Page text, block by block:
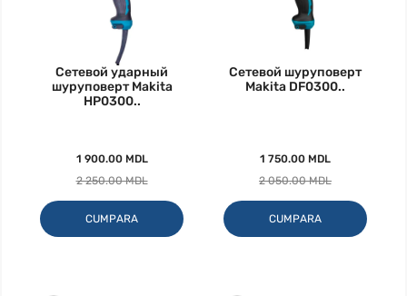
Сетевой ударный
шуруповерт Makita
HP0300..
1 900.00 MDL
2 250.00 MDL
CUMPARA
Сетевой шуруповерт
Makita DF0300..
1 750.00 MDL
2 050.00 MDL
CUMPARA